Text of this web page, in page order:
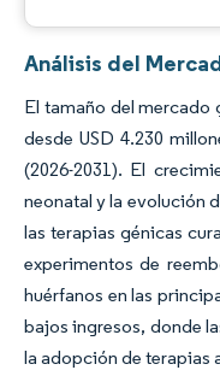
Análisis del
El tamaño del mercado
desde USD 4.230
(2026-2031). El
neonatal y la evolución
las terapias génicas
experimentos de
huérfanos en las
bajos ingresos, donde
la adopción de terapias